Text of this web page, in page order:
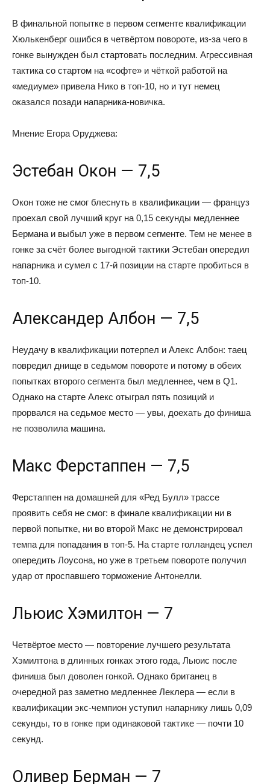
В финальной попытке в первом сегменте квалификации
Хюлькенберг ошибся в четвёртом повороте, из-за чего в
гонке вынужден был стартовать последним. Агрессивная
тактика со стартом на «софте» и чёткой работой на
«медиуме» привела Нико в топ-10, но и тут немец
оказался позади напарника-новичка.
Мнение Егора Оруджева:
Эстебан Окон — 7,5
Окон тоже не смог блеснуть в квалификации — француз
проехал свой лучший круг на 0,15 секунды медленнее
Бермана и выбыл уже в первом сегменте. Тем не менее в
гонке за счёт более выгодной тактики Эстебан опередил
напарника и сумел с 17-й позиции на старте пробиться в
топ-10.
Александер Албон — 7,5
Неудачу в квалификации потерпел и Алекс Албон: таец
повредил днище в седьмом повороте и потому в обеих
попытках второго сегмента был медленнее, чем в Q1.
Однако на старте Алекс отыграл пять позиций и
прорвался на седьмое место — увы, доехать до финиша
не позволила машина.
Макс Ферстаппен — 7,5
Ферстаппен на домашней для «Ред Булл» трассе
проявить себя не смог: в финале квалификации ни в
первой попытке, ни во второй Макс не демонстрировал
темпа для попадания в топ-5. На старте голландец успел
опередить Лоусона, но уже в третьем повороте получил
удар от проспавшего торможение Антонелли.
Льюис Хэмилтон — 7
Четвёртое место — повторение лучшего результата
Хэмилтона в длинных гонках этого года, Льюис после
финиша был доволен гонкой. Однако британец в
очередной раз заметно медленнее Леклера — если в
квалификации экс-чемпион уступил напарнику лишь 0,09
секунды, то в гонке при одинаковой тактике — почти 10
секунд.
Оливер Берман — 7